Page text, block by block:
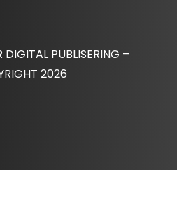
DIGITAL PUBLISERING –
2026